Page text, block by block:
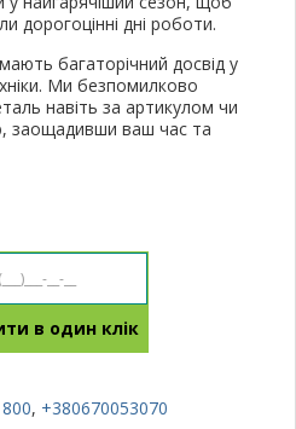
дорогоцінні дні роботи.
багаторічний досвід у
Ми безпомилково
навіть за артикулом чи
заощадивши ваш час та
в один клік
, +380670053070